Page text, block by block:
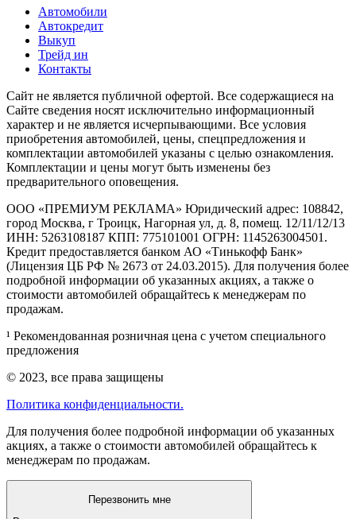
Автомобили
Автокредит
Выкуп
Трейд ин
Контакты
Cайт не является публичной офертой. Все содержащиеся на
Сайте сведения носят исключительно информационный
характер и не является исчерпывающими. Все условия
приобретения автомобилей, цены, спецпредложения и
комплектации автомобилей указаны с целью ознакомления.
Комплектации и цены могут быть изменены без
предварительного оповещения.
ООО «ПРЕМИУМ РЕКЛАМА» Юридический адрес: 108842,
город Москва, г Троицк, Нагорная ул, д. 8, помещ. 12/11/12/13
ИНН: 5263108187 КПП: 775101001 ОГРН: 1145263004501.
Кредит предоставляется банком АО «Тинькофф Банк»
(Лицензия ЦБ РФ № 2673 от 24.03.2015). Для получения более
подробной информации об указанных акциях, а также о
стоимости автомобилей обращайтесь к менеджерам по
продажам.
¹ Рекомендованная розничная цена с учетом специального
предложения
© 2023, все права защищены
Политика конфиденциальности.
Для получения более подробной информации об указанных
акциях, а также о стоимости автомобилей обращайтесь к
менеджерам по продажам.
Перезвонить мне